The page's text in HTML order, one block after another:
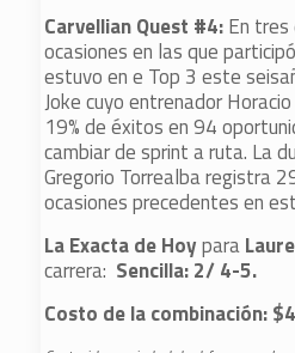
Carvellian Quest #4:En
ocasiones en las que
estuvo en e Top 3 este
Joke cuyo entrenador
19% de éxitos en 94
cambiar de sprint a ruta. La
Gregorio Torrealba registra
ocasiones precedentes en
La Exacta de Hoypara
carrera: Sencilla: 2/ 4-5.
Costo de la combinación: